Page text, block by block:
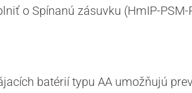
o Spínanú zásuvku (HmIP-
batérií typu AA umožňujú